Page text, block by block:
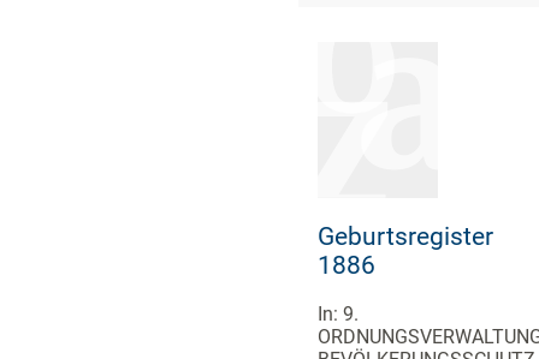
Geburtsregister
1886
In: 9.